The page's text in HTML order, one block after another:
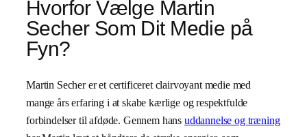
Hvorfor Vælge Martin
Secher Som Dit Medie på
Fyn?
Martin Secher er et certificeret clairvoyant medie med
mange års erfaring i at skabe kærlige og respektfulde
forbindelser til afdøde. Gennem hans uddannelse og træning